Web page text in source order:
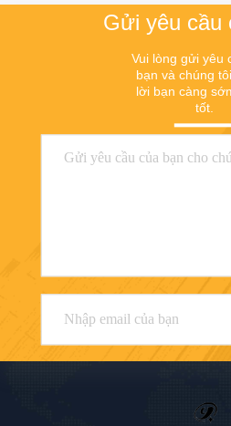
Gửi yêu cầu
Vui lòng gửi yêu
bạn và chúng
lời bạn càng
tốt.